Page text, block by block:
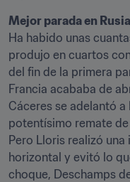
Mejor parada en
Ha habido unas
produjo en cuartos
del fin de la primera
Francia acababa de
Cáceres se adelantó a
potentísimo remate
Pero Lloris realizó
horizontal y evitó lo
choque, Deschamps